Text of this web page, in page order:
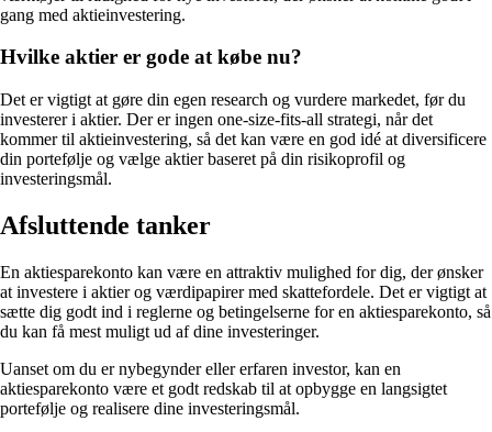
gang med aktieinvestering.
Hvilke aktier er gode at købe nu?
Det er vigtigt at gøre din egen research og vurdere markedet, før du
investerer i aktier. Der er ingen one-size-fits-all strategi, når det
kommer til aktieinvestering, så det kan være en god idé at diversificere
din portefølje og vælge aktier baseret på din risikoprofil og
investeringsmål.
Afsluttende tanker
En aktiesparekonto kan være en attraktiv mulighed for dig, der ønsker
at investere i aktier og værdipapirer med skattefordele. Det er vigtigt at
sætte dig godt ind i reglerne og betingelserne for en aktiesparekonto, så
du kan få mest muligt ud af dine investeringer.
Uanset om du er nybegynder eller erfaren investor, kan en
aktiesparekonto være et godt redskab til at opbygge en langsigtet
portefølje og realisere dine investeringsmål.